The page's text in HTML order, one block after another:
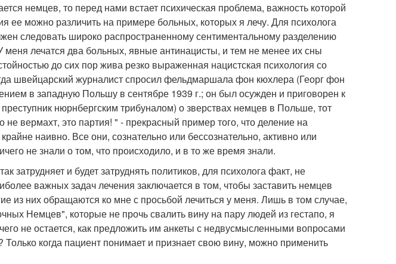
немцев, то перед нами встает психическая проблема, важность которой
ее можно различить на примере больных, которых я лечу. Для психолога
следовать широко распространенному сентиментальному разделению
меня лечатся два больных, явные антинацисты, и тем не менее их сны
до сих пор жива резко выраженная нацистская психология со
швейцарский журналист спросил фельдмаршала фон кюхлера (Георг фон
в западную Польшу в сентябре 1939 г.; он был осужден и приговорен к
нюрнбергским трибуналом) о зверствах немцев в Польше, тот
не вермахт, это партия! " - прекрасный пример того, что деление на
наивно. Все они, сознательно или бессознательно, активно или
не знали о том, что происходило, и в то же время знали.
затрудняет и будет затруднять политиков, для психолога факт, не
важных задач лечения заключается в том, чтобы заставить немцев
из них обращаются ко мне с просьбой лечиться у меня. Лишь в том случае,
Немцев", которые не прочь свалить вину на пару людей из гестапо, я
не остается, как предложить им анкеты с недвусмысленными вопросами
когда пациент понимает и признает свою вину, можно применить